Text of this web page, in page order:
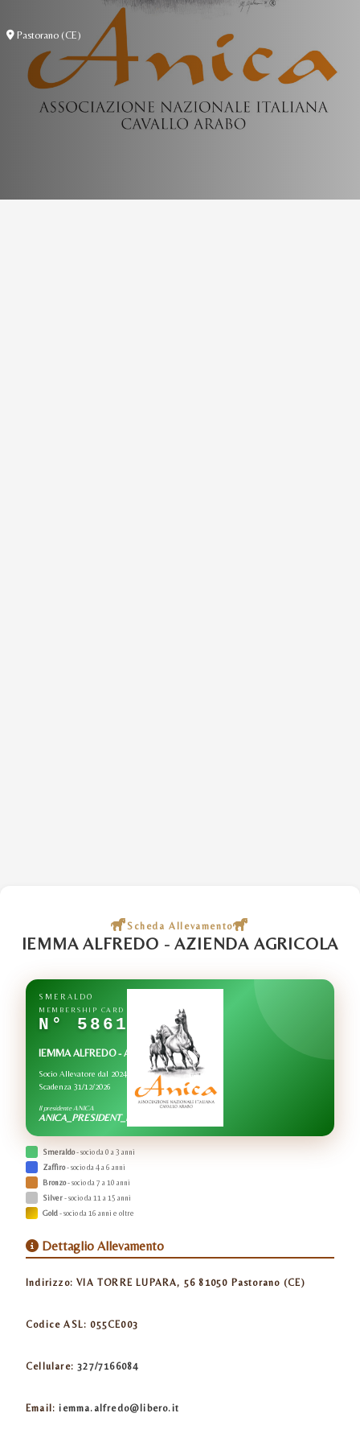
Pastorano (CE)
Scheda Allevamento
IEMMA ALFREDO - AZIENDA AGRICOLA
SMERALDO
MEMBERSHIP CARD
N° 5861
IEMMA ALFREDO - AZIENDA AGRICOLA
Socio Allevatore dal 2024
Scadenza 31/12/2026
Il presidente ANICA
ANICA_PRESIDENT_NAME
Smeraldo- socio da 0 a 3 anni
Zaffiro- socio da 4 a 6 anni
Bronzo- socio da 7 a 10 anni
Silver- socio da 11 a 15 anni
Gold- socio da 16 anni e oltre
Dettaglio Allevamento
Indirizzo: VIA TORRE LUPARA, 56 81050 Pastorano (CE)
Codice ASL: 055CE003
Cellulare: 327/7166084
Email: iemma.alfredo@libero.it